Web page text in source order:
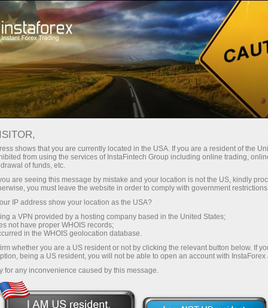
Para traders Analytical Reviews Technical analysis
22.02.2024: Forex Analysis &
Reviews: Video market update for
February 22, 2024
Abra una cuenta de operaciones
Abra una cuenta demo
shows that you are currently located in the USA. If you are a resident of the
from using the services of InstaFintech Group including online trading,
of funds, etc.
are seeing this message by mistake and your location is not the US, kindly
you must leave the website in order to comply with government
IP address show your location as the USA?
a VPN provided by a hosting company based in the United States;
not have proper WHOIS records;
in the WHOIS geolocation database.
whether you are a US resident or not by clicking the relevant button below. If
being a US resident, you will not be able to open an account with InstaForex
for any inconvenience caused by this message.